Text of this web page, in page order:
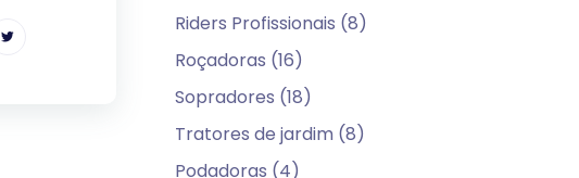
Riders Profissionais (8)
Roçadoras (16)
Sopradores (18)
Tratores de jardim (8)
Podadoras (4)